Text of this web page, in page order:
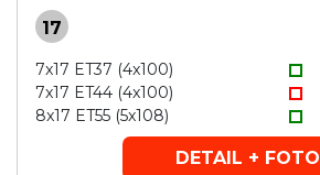
17
7x17 ET37 (4x100)
7x17 ET44 (4x100)
8x17 ET55 (5x108)
DETAIL + FOTO